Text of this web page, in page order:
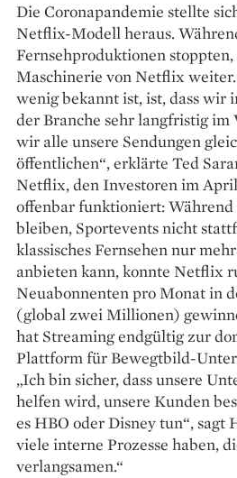
Die Coronapandemie stellte
Netflix-Modell heraus.
Fernsehproduktionen
­Maschinerie von Netflix weiter.
wenig bekannt ist, ist, dass wir
der Branche sehr langfristig im
wir alle unsere Sendungen
öffentlichen“, erklärte Ted
Netflix, den Investoren im
offenbar funktioniert: Während
bleiben, Sportevents nicht
klassisches Fernsehen nur
anbieten kann, konnte Netflix
Neuabonnenten pro Monat in
(­global zwei Millionen)
hat Streaming endgültig zur
Plattform für Bewegtbild-
„Ich bin sicher, dass unsere
helfen wird, unsere Kunden
es HBO oder Disney tun“, sagt
viele interne Prozesse haben,
verlangsamen.“